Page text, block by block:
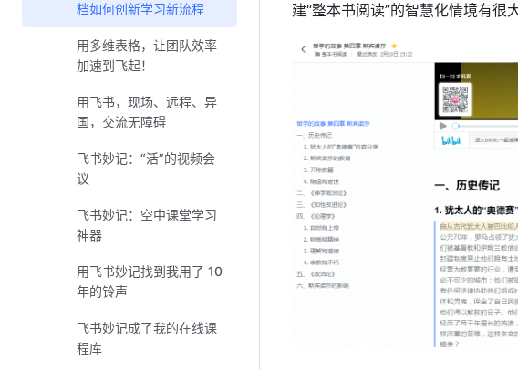
档如何创新学习新流程
用多维表格，让团队效率
加速到飞起！
用飞书，现场、远程、异
国，交流无障碍
飞书妙记：“活”的视频会
议
飞书妙记：空中课堂学习
神器
用飞书妙记找到我用了 10
年的铃声
飞书妙记成了我的在线课
程库
建“整本书阅读”的智慧化情境有很